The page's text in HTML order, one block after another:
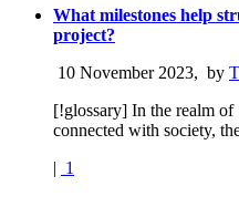
What milestones help
project?
10 November 2023, by
[!glossary] In the realm of
connected with society,
| 1